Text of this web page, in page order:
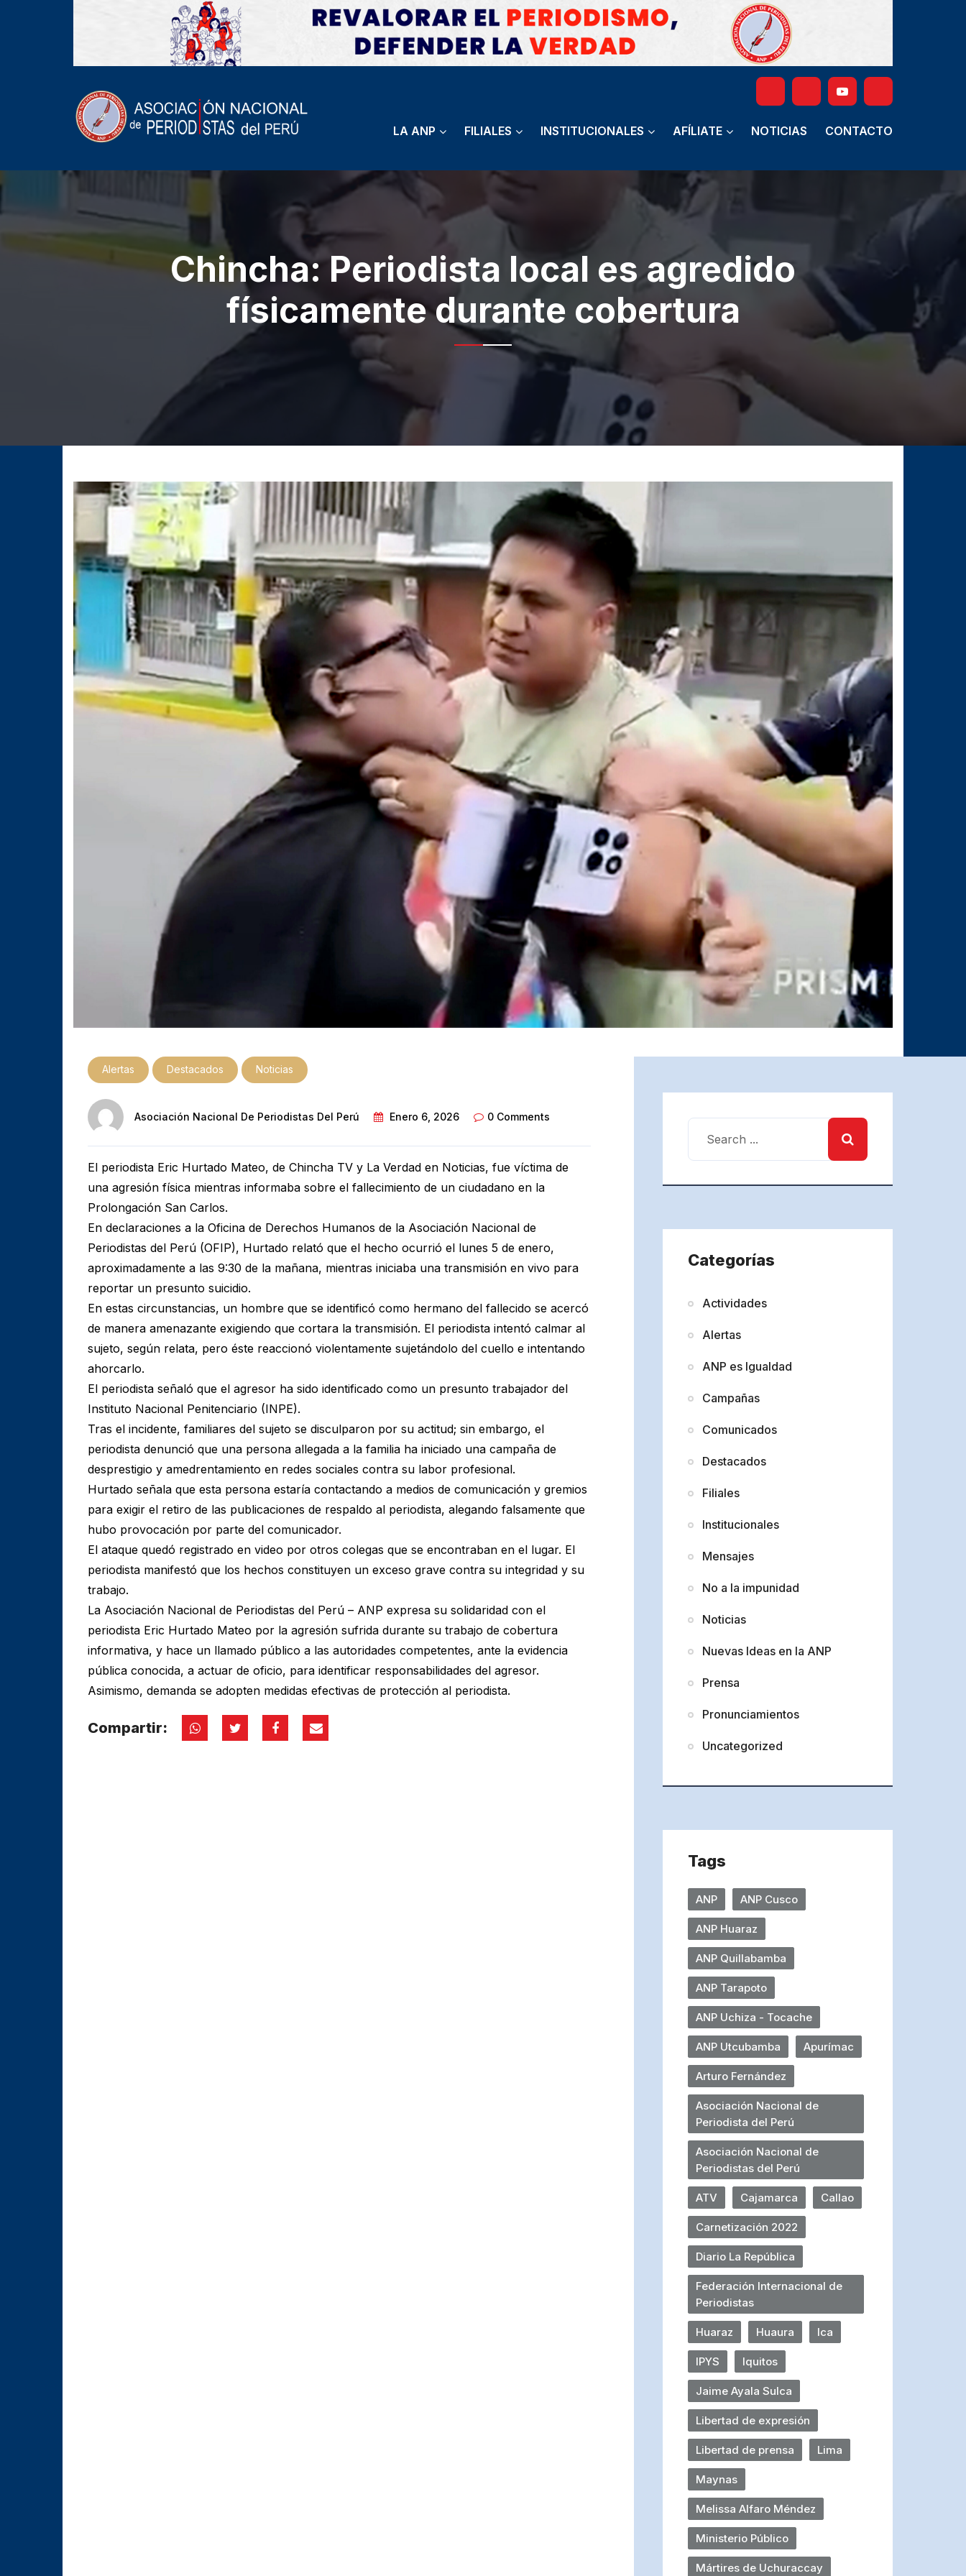
LA ANP FILIALES INSTITUCIONALES AFÍLIATE NOTICIAS CONTACTO
Chincha: Periodista local es agredido
físicamente durante cobertura
Alertas Destacados Noticias
Asociación Nacional De Periodistas Del Perú Enero 6, 2026 0 Comments
El periodista Eric Hurtado Mateo, de Chincha TV y La Verdad en Noticias, fue víctima de
una agresión física mientras informaba sobre el fallecimiento de un ciudadano en la
Prolongación San Carlos.
En declaraciones a la Oficina de Derechos Humanos de la Asociación Nacional de
Periodistas del Perú (OFIP), Hurtado relató que el hecho ocurrió el lunes 5 de enero,
aproximadamente a las 9:30 de la mañana, mientras iniciaba una transmisión en vivo para
reportar un presunto suicidio.
En estas circunstancias, un hombre que se identificó como hermano del fallecido se acercó
de manera amenazante exigiendo que cortara la transmisión. El periodista intentó calmar al
sujeto, según relata, pero éste reaccionó violentamente sujetándolo del cuello e intentando
ahorcarlo.
El periodista señaló que el agresor ha sido identificado como un presunto trabajador del
Instituto Nacional Penitenciario (INPE).
Tras el incidente, familiares del sujeto se disculparon por su actitud; sin embargo, el
periodista denunció que una persona allegada a la familia ha iniciado una campaña de
desprestigio y amedrentamiento en redes sociales contra su labor profesional.
Hurtado señala que esta persona estaría contactando a medios de comunicación y gremios
para exigir el retiro de las publicaciones de respaldo al periodista, alegando falsamente que
hubo provocación por parte del comunicador.
El ataque quedó registrado en video por otros colegas que se encontraban en el lugar. El
periodista manifestó que los hechos constituyen un exceso grave contra su integridad y su
trabajo.
La Asociación Nacional de Periodistas del Perú – ANP expresa su solidaridad con el
periodista Eric Hurtado Mateo por la agresión sufrida durante su trabajo de cobertura
informativa, y hace un llamado público a las autoridades competentes, ante la evidencia
pública conocida, a actuar de oficio, para identificar responsabilidades del agresor.
Asimismo, demanda se adopten medidas efectivas de protección al periodista.
Compartir:
Categorías
Actividades
Alertas
ANP es Igualdad
Campañas
Comunicados
Destacados
Filiales
Institucionales
Mensajes
No a la impunidad
Noticias
Nuevas Ideas en la ANP
Prensa
Pronunciamientos
Uncategorized
Tags
ANP ANP Cusco
ANP Huaraz
ANP Quillabamba
ANP Tarapoto
ANP Uchiza - Tocache
ANP Utcubamba Apurímac
Arturo Fernández
Asociación Nacional de
Periodista del Perú
Asociación Nacional de
Periodistas del Perú
ATV Cajamarca Callao
Carnetización 2022
Diario La República
Federación Internacional de
Periodistas
Huaraz Huaura Ica
IPYS Iquitos
Jaime Ayala Sulca
Libertad de expresión
Libertad de prensa Lima
Maynas
Melissa Alfaro Méndez
Ministerio Público
Mártires de Uchuraccay